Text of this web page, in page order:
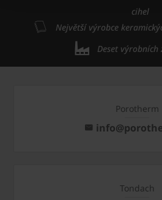
cihel
Největší výrobce
Deset výrobních
Porotherm
Tondach